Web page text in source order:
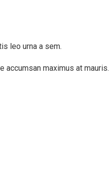
leo urna a sem.
accumsan maximus at mauris.